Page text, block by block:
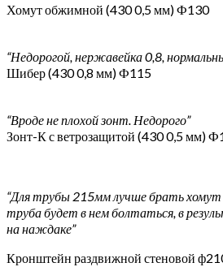
Хомут обжимной (430 0,5 мм) Ф130
“Недорогой, нержавейка 0,8,
Шибер (430 0,8 мм) Ф115
“Вроде не плохой зонт. Недорого”
Зонт-К с ветрозащитой (430 0,5 мм)
“Для трубы 215мм лучше брать
труба будет в нем болтаться, в
на наждаке”
Кронштейн раздвижной стеновой